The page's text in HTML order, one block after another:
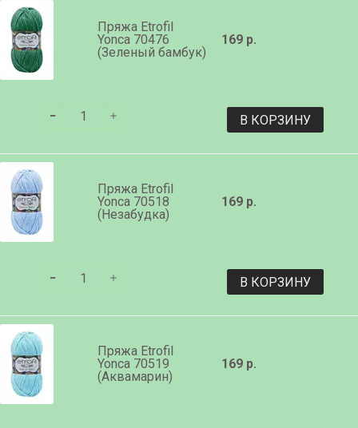
Пряжа Etrofil
Yonca 70476
(Зеленый бамбук)
169 р.
В КОРЗИНУ
Пряжа Etrofil
Yonca 70518
(Незабудка)
169 р.
В КОРЗИНУ
Пряжа Etrofil
Yonca 70519
(Аквамарин)
169 р.